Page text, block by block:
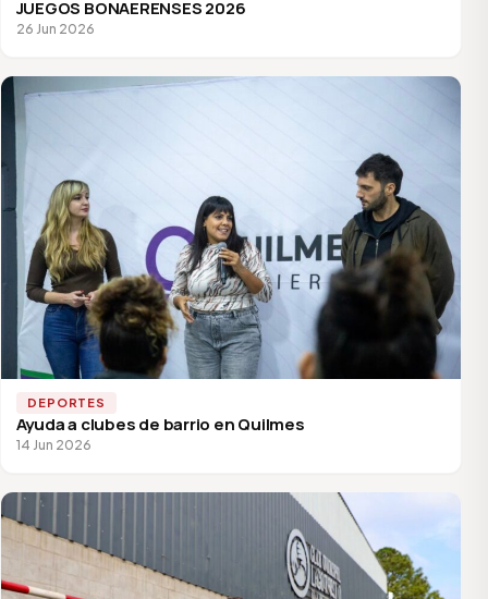
JUEGOS BONAERENSES 2026
26 Jun 2026
DEPORTES
Ayuda a clubes de barrio en Quilmes
14 Jun 2026